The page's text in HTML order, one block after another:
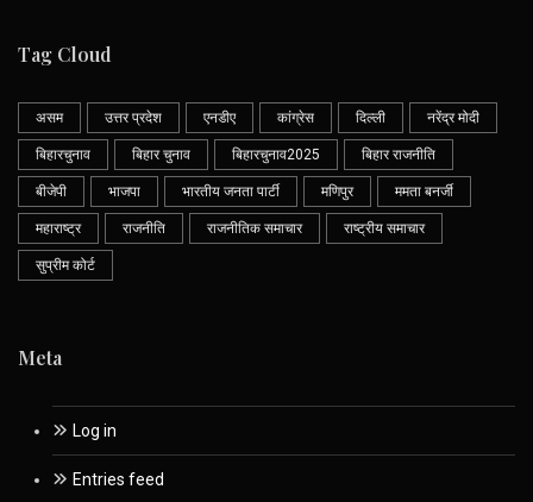
Tag Cloud
असम उत्तर प्रदेश एनडीए कांग्रेस दिल्ली नरेंद्र मोदी
बिहारचुनाव बिहार चुनाव बिहारचुनाव2025 बिहार राजनीति
बीजेपी भाजपा भारतीय जनता पार्टी मणिपुर ममता बनर्जी
महाराष्ट्र राजनीति राजनीतिक समाचार राष्ट्रीय समाचार
सुप्रीम कोर्ट
Meta
Log in
Entries feed